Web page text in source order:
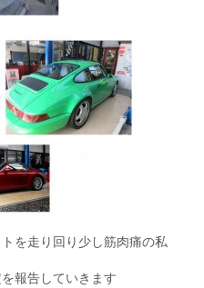
を走り回り少し筋肉痛の私
報告していきます